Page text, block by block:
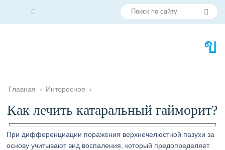
Главная › Интересное ›
Как лечить катаральный гайморит?
При дифференциации поражения верхнечелюстной пазухи за
основу учитывают вид воспаления, который предопределяет